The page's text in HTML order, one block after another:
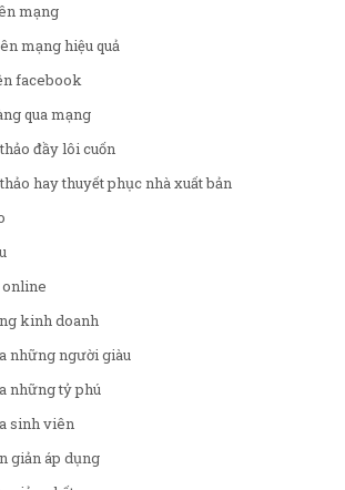
mạng
mạng hiệu quả
facebook
qua mạng
đầy lôi cuốn
hay thuyết phục nhà xuất bản
kinh doanh
những người giàu
những tỷ phú
sinh viên
giản áp dụng